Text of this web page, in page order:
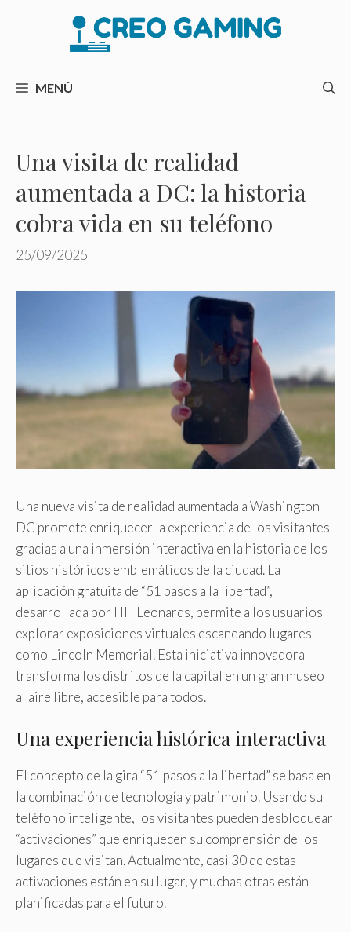
MENÚ
Una visita de realidad
aumentada a DC: la historia
cobra vida en su teléfono
25/09/2025
Una nueva visita de realidad aumentada a Washington
DC promete enriquecer la experiencia de los visitantes
gracias a una inmersión interactiva en la historia de los
sitios históricos emblemáticos de la ciudad. La
aplicación gratuita de “51 pasos a la libertad”,
desarrollada por HH Leonards, permite a los usuarios
explorar exposiciones virtuales escaneando lugares
como Lincoln Memorial. Esta iniciativa innovadora
transforma los distritos de la capital en un gran museo
al aire libre, accesible para todos.
Una experiencia histórica interactiva
El concepto de la gira “51 pasos a la libertad” se basa en
la combinación de tecnología y patrimonio. Usando su
teléfono inteligente, los visitantes pueden desbloquear
“activaciones” que enriquecen su comprensión de los
lugares que visitan. Actualmente, casi 30 de estas
activaciones están en su lugar, y muchas otras están
planificadas para el futuro.